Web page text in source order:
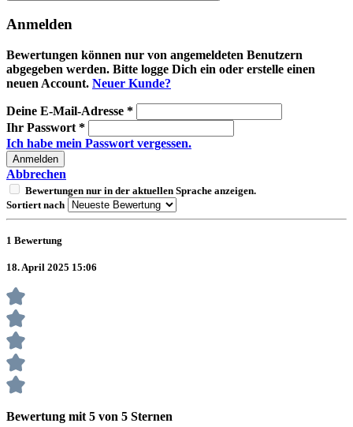
Anmelden
Bewertungen können nur von angemeldeten Benutzern
abgegeben werden. Bitte logge Dich ein oder erstelle einen
neuen Account. Neuer Kunde?
Deine E-Mail-Adresse *
Ihr Passwort *
Ich habe mein Passwort vergessen.
Anmelden
Abbrechen
Bewertungen nur in der aktuellen Sprache anzeigen.
Sortiert nach
1 Bewertung
18. April 2025 15:06
Bewertung mit 5 von 5 Sternen